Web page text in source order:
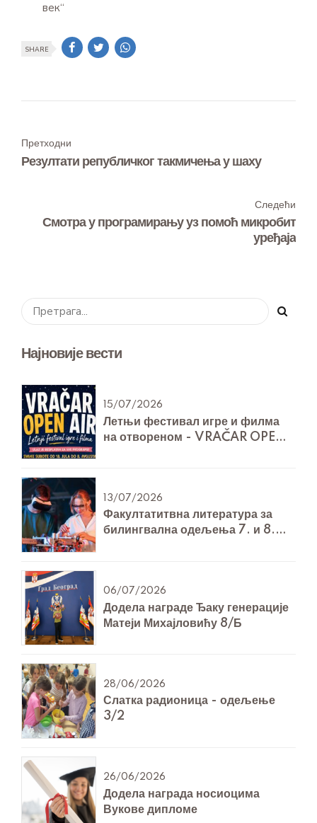
век“
SHARE
Претходни
Резултати републичког такмичења у шаху
Следећи
Смотра у програмирању уз помоћ микробит
уређаја
Најновије вести
15/07/2026
Летњи фестивал игре и филма
на отвореном - VRAČAR OPEN
13/07/2026
Факултатитвна литература за
билингвална одељења 7. и 8.
06/07/2026
Додела награде Ђаку генерације
Матеји Михајловићу 8/Б
28/06/2026
Слатка радионица - одељење
3/2
26/06/2026
Додела награда носиоцима
Вукове дипломе